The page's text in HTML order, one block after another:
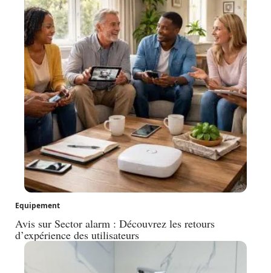
Equipement
Avis sur Sector alarm : Découvrez les retours
d’expérience des utilisateurs